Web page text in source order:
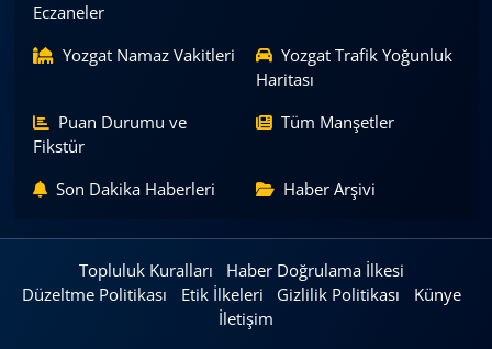
Eczaneler
Yozgat Namaz Vakitleri
Yozgat Trafik Yoğunluk
Haritası
Puan Durumu ve
Fikstür
Tüm Manşetler
Son Dakika Haberleri Haber Arşivi
Topluluk Kuralları
Haber Doğrulama İlkesi
Düzeltme Politikası
Etik İlkeleri Gizlilik Politikası
Künye
İletişim